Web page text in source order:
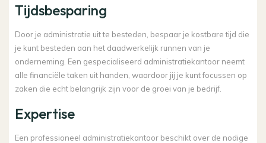
Tijdsbesparing
Door je administratie uit te besteden, bespaar je kostbare tijd die
je kunt besteden aan het daadwerkelijk runnen van je
onderneming. Een gespecialiseerd administratiekantoor neemt
alle financiële taken uit handen, waardoor jij je kunt focussen op
zaken die echt belangrijk zijn voor de groei van je bedrijf.
Expertise
Een professioneel administratiekantoor beschikt over de nodige